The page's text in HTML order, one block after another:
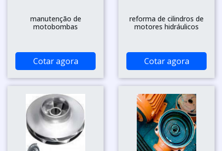
manutenção de
motobombas
Cotar agora
reforma de cilindros de
motores hidráulicos
Cotar agora